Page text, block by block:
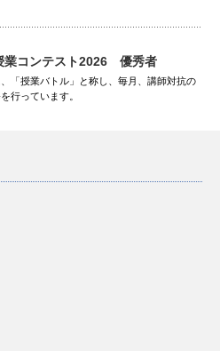
業コンテスト2026 優秀者
「授業バトル」と称し、毎月、講師対抗の
行っています。